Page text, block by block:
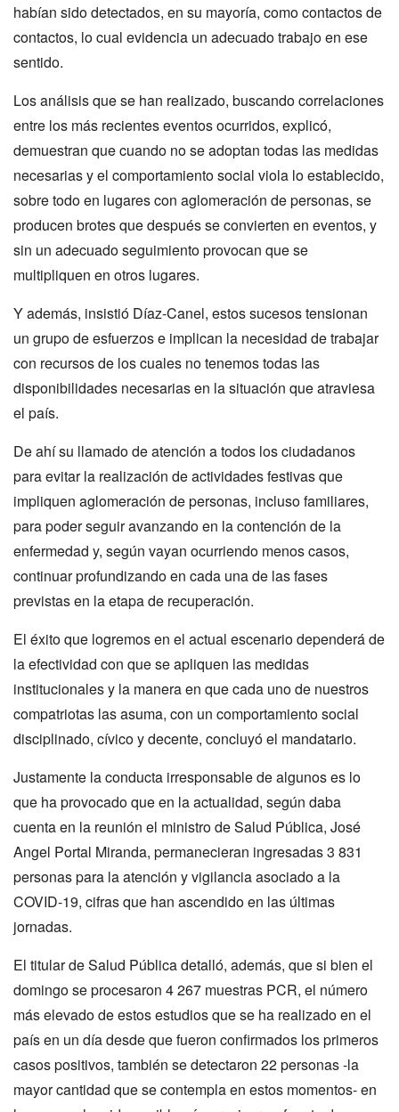
habían sido detectados, en su mayoría, como contactos de
contactos, lo cual evidencia un adecuado trabajo en ese
sentido.
Los análisis que se han realizado, buscando correlaciones
entre los más recientes eventos ocurridos, explicó,
demuestran que cuando no se adoptan todas las medidas
necesarias y el comportamiento social viola lo establecido,
sobre todo en lugares con aglomeración de personas, se
producen brotes que después se convierten en eventos, y
sin un adecuado seguimiento provocan que se
multipliquen en otros lugares.
Y además, insistió Díaz-Canel, estos sucesos tensionan
un grupo de esfuerzos e implican la necesidad de trabajar
con recursos de los cuales no tenemos todas las
disponibilidades necesarias en la situación que atraviesa
el país.
De ahí su llamado de atención a todos los ciudadanos
para evitar la realización de actividades festivas que
impliquen aglomeración de personas, incluso familiares,
para poder seguir avanzando en la contención de la
enfermedad y, según vayan ocurriendo menos casos,
continuar profundizando en cada una de las fases
previstas en la etapa de recuperación.
El éxito que logremos en el actual escenario dependerá de
la efectividad con que se apliquen las medidas
institucionales y la manera en que cada uno de nuestros
compatriotas las asuma, con un comportamiento social
disciplinado, cívico y decente, concluyó el mandatario.
Justamente la conducta irresponsable de algunos es lo
que ha provocado que en la actualidad, según daba
cuenta en la reunión el ministro de Salud Pública, José
Angel Portal Miranda, permanecieran ingresadas 3 831
personas para la atención y vigilancia asociado a la
COVID-19, cifras que han ascendido en las últimas
jornadas.
El titular de Salud Pública detalló, además, que si bien el
domingo se procesaron 4 267 muestras PCR, el número
más elevado de estos estudios que se ha realizado en el
país en un día desde que fueron confirmados los primeros
casos positivos, también se detectaron 22 personas -la
mayor cantidad que se contempla en estos momentos- en